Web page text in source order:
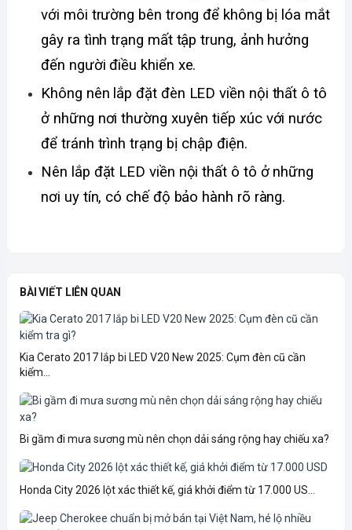
với môi trường bên trong để không bị lóa mắt
gây ra tình trạng mất tập trung, ảnh hưởng
đến người điều khiển xe.
Không nên lắp đặt đèn LED viền nội thất ô tô
ở những nơi thường xuyên tiếp xúc với nước
để tránh trình trạng bị chập điện.
Nên lắp đặt LED viền nội thất ô tô ở những
nơi uy tín, có chế độ bảo hành rõ ràng.
BÀI VIẾT LIÊN QUAN
Kia Cerato 2017 lắp bi LED V20 New 2025: Cụm đèn cũ cần
kiểm...
Bi gầm đi mưa sương mù nên chọn dải sáng rộng hay chiếu xa?
Honda City 2026 lột xác thiết kế, giá khởi điểm từ 17.000 US...